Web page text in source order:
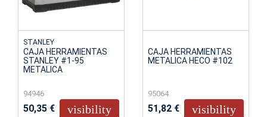
STANLEY
CAJA HERRAMIENTAS
STANLEY #1-95
METALICA
94946
50,35 € visibility
CAJA HERRAMIENTAS
METALICA HECO #102
95064
51,82 € visibility